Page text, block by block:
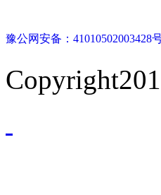
豫公网安备：41010502003428